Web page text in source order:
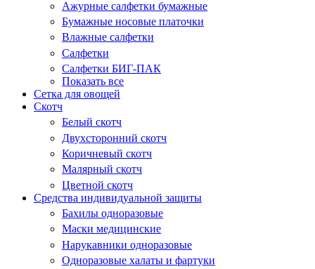
Ажурные салфетки бумажные
Бумажные носовые платочки
Влажные салфетки
Салфетки
Салфетки БИГ-ПАК
Показать все
Сетка для овощей
Скотч
Белый скотч
Двухсторонний скотч
Коричневый скотч
Малярный скотч
Цветной скотч
Средства индивидуальной защиты
Бахилы одноразовые
Маски медицинские
Нарукавники одноразовые
Одноразовые халаты и фартуки